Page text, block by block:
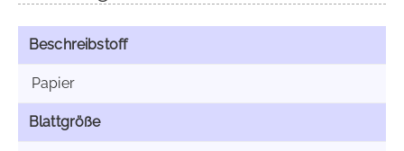
Beschreibstoff
Papier
Blattgröße